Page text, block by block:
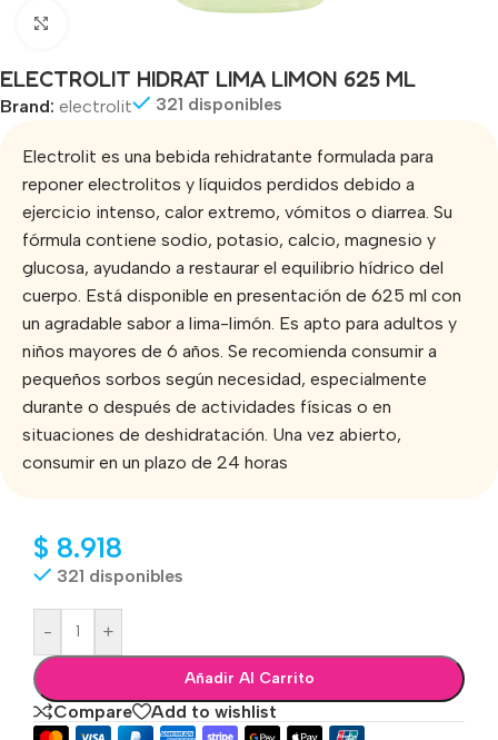
ELECTROLIT HIDRAT LIMA LIMON 625 ML
Brand: electrolit 321 disponibles
Electrolit es una bebida rehidratante formulada para
reponer electrolitos y líquidos perdidos debido a
ejercicio intenso, calor extremo, vómitos o diarrea. Su
fórmula contiene sodio, potasio, calcio, magnesio y
glucosa, ayudando a restaurar el equilibrio hídrico del
cuerpo. Está disponible en presentación de 625 ml con
un agradable sabor a lima-limón. Es apto para adultos y
niños mayores de 6 años. Se recomienda consumir a
pequeños sorbos según necesidad, especialmente
durante o después de actividades físicas o en
situaciones de deshidratación. Una vez abierto,
consumir en un plazo de 24 horas
$ 8.918
321 disponibles
- +
Añadir Al Carrito
Compare Add to wishlist